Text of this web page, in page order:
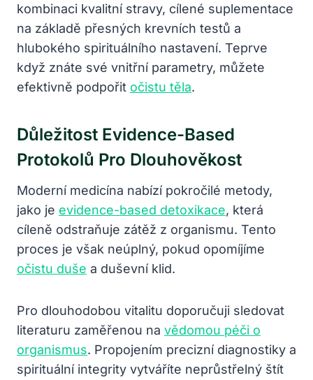
kombinaci kvalitní stravy, cílené suplementace
na základě přesných krevních testů a
hlubokého spirituálního nastavení. Teprve
když znáte své vnitřní parametry, můžete
efektivně podpořit očistu těla.
Důležitost Evidence-Based
Protokolů Pro Dlouhověkost
Moderní medicína nabízí pokročilé metody,
jako je evidence-based detoxikace, která
cíleně odstraňuje zátěž z organismu. Tento
proces je však neúplný, pokud opomíjíme
očistu duše a duševní klid.
Pro dlouhodobou vitalitu doporučuji sledovat
literaturu zaměřenou na vědomou péči o
organismus. Propojením precizní diagnostiky a
spirituální integrity vytváříte neprůstřelný štít